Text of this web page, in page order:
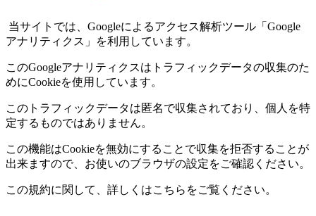
当サイトでは、 Googleによるアクセス解析ツール「 Google
アナリティクス」を利用しています。
このGoogleアナリティクスはトラフィックデータの収集のた
めにCookieを使用しています。
このトラフィックデータは匿名で収集されており、個人を特
定するものではありません。
この機能はCookieを無効にすることで収集を拒否することが
出来ますので、お使いのブラウザの設定をご確認ください。
この規約に関して、詳しくはこちらをご覧ください。